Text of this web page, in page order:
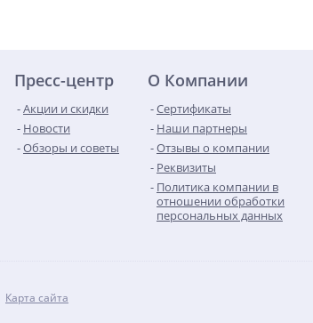
Пресс-центр
Акции и скидки
Новости
Обзоры и советы
О Компании
Сертификаты
Наши партнеры
Отзывы о компании
Реквизиты
Политика компании в
отношении обработки
персональных данных
Карта сайта